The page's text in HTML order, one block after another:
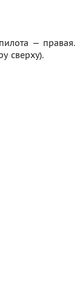
— правая.
сверху).